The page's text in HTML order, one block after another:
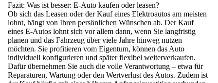
Fazit: Was ist besser: E-Auto kaufen oder leasen?
Ob sich das Leasen oder der Kauf eines Elektroautos am meisten
lohnt, hängt von Ihren persönlichen Wünschen ab. Der Kauf
eines E-Autos lohnt sich vor allem dann, wenn Sie langfristig
planen und das Fahrzeug über viele Jahre hinweg nutzen
möchten. Sie profitieren vom Eigentum, können das Auto
individuell konfigurieren und später flexibel weiterverkaufen.
Dafür übernehmen Sie auch die volle Verantwortung – etwa für
Reparaturen, Wartung oder den Wertverlust des Autos. Zudem ist